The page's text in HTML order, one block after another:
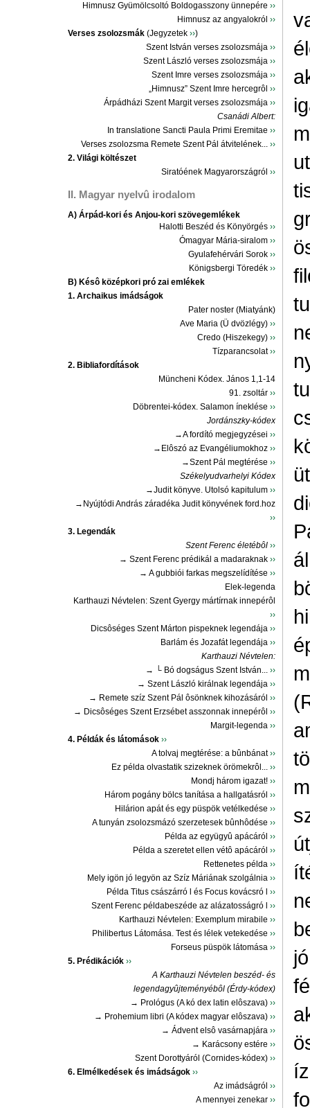
Himnusz Gyümölcsoltó Boldogasszony ünnepére ››
Himnusz az angyalokról ››
Verses zsolozsmák (Jegyzetek ››)
Szent István verses zsolozsmája ››
Szent László verses zsolozsmája ››
Szent Imre verses zsolozsmája ››
„Himnusz” Szent Imre hercegrôl ››
Árpádházi Szent Margit verses zsolozsmája ››
Csanádi Albert:
In translatione Sancti Paula Primi Eremitae ››
Verses zsolozsma Remete Szent Pál átvitelének... ››
2. Világi költészet
Siratóének Magyarországról ››
II. Magyar nyelvû irodalom
A) Árpád-kori és Anjou-kori szövegemlékek
Halotti Beszéd és Könyörgés ››
Ómagyar Mária-siralom ››
Gyulafehérvári Sorok ››
Königsbergi Töredék ››
B) Késô középkori pró zai emlékek
1. Archaikus imádságok
Pater noster (Miatyánk)
Ave Maria (Ü dvözlégy) ››
Credo (Hiszekegy) ››
Tízparancsolat››
2. Bibliafordítások
Müncheni Kódex. János 1,1-14
91. zsoltár ››
Döbrentei-kódex. Salamon íneklése ››
Jordánszky-kódex
→A fordító megjegyzései ››
→Elôszó az Evangéliumokhoz ››
→Szent Pál megtérése ››
Székelyudvarhelyi Kódex
→Judit könyve. Utolsó kapitulum ››
→Nyújtódi András záradéka Judit könyvének ford.hoz
››
3. Legendák
Szent Ferenc életébôl ››
→ Szent Ferenc prédikál a madaraknak ››
→ A gubbiói farkas megszelídítése ››
Elek-legenda
Karthauzi Névtelen: Szent Gyergy mártírnak innepérôl
››
Dicsôséges Szent Márton pispeknek legendája ››
Barlám és Jozafát legendája ››
Karthauzi Névtelen:
→ └ Bó dogságus Szent István... ››
→ Szent László királnak legendája ››
→ Remete szíz Szent Pál ôsönknek kihozásáról ››
→ Dicsôséges Szent Erzsébet asszonnak innepérôl ››
Margit-legenda ››
4. Példák és látomások ››
A tolvaj megtérése: a bûnbánat››
Ez példa olvastatik szizeknek örömekrôl... ››
Mondj három igazat! ››
Három pogány bölcs tanítása a hallgatásról ››
Hilárion apát és egy püspök vetélkedése ››
A tunyán zsolozsmázó szerzetesek bûnhôdése ››
Példa az együgyû apácáról ››
Példa a szeretet ellen vétô apácáról ››
Rettenetes példa ››
Mely igön jó legyön az Szíz Máriának szolgálnia ››
Példa Titus császárró l és Focus kovácsró l ››
Szent Ferenc példabeszéde az alázatosságró l ››
Karthauzi Névtelen: Exemplum mirabile ››
Philibertus Látomása. Test és lélek vetekedése ››
Forseus püspök látomása ››
5. Prédikációk ››
A Karthauzi Névtelen beszéd- és
legendagyûjteményébôl (Érdy-kódex)
→ Prológus (A kó dex latin elôszava) ››
→ Prohemium libri (A kódex magyar elôszava) ››
→ Ádvent elsô vasárnapjára ››
→ Karácsony estére ››
Szent Dorottyáról (Cornides-kódex) ››
6. Elmélkedések és imádságok ››
Az imádságról ››
A mennyei zenekar ››